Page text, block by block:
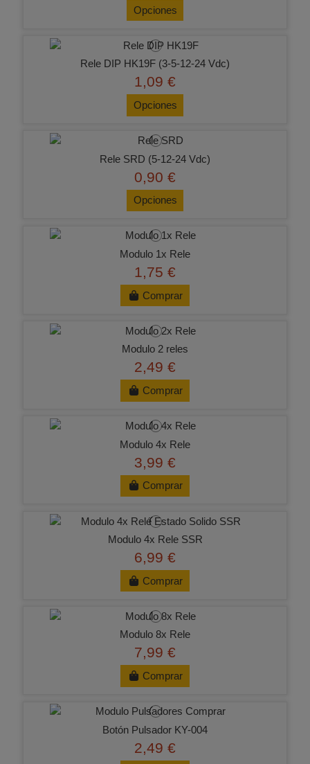
Opciones
Rele DIP HK19F (3-5-12-24 Vdc)
1,09 €
Opciones
Rele SRD (5-12-24 Vdc)
0,90 €
Opciones
Modulo 1x Rele
1,75 €
Comprar
Modulo 2 reles
2,49 €
Comprar
Modulo 4x Rele
3,99 €
Comprar
Modulo 4x Rele SSR
6,99 €
Comprar
Modulo 8x Rele
7,99 €
Comprar
Botón Pulsador KY-004
2,49 €